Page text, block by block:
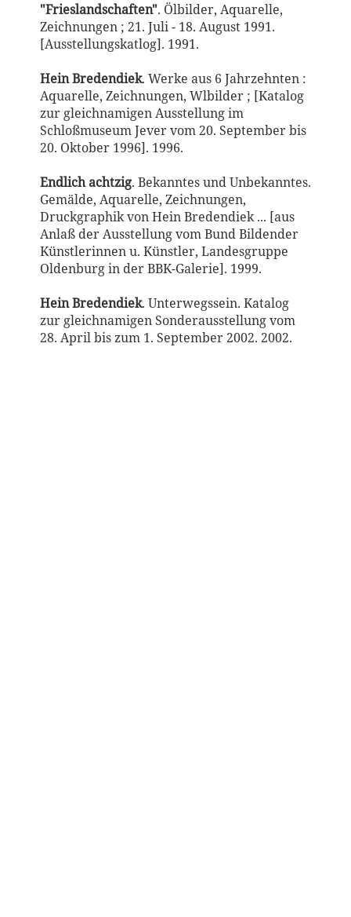
"Frieslandschaften". Ölbilder, Aquarelle,
Zeichnungen ; 21. Juli - 18. August 1991.
[Ausstellungskatlog]. 1991.
Hein Bredendiek. Werke aus 6 Jahrzehnten :
Aquarelle, Zeichnungen, Wlbilder ; [Katalog
zur gleichnamigen Ausstellung im
Schloßmuseum Jever vom 20. September bis
20. Oktober 1996]. 1996.
Endlich achtzig. Bekanntes und Unbekanntes.
Gemälde, Aquarelle, Zeichnungen,
Druckgraphik von Hein Bredendiek ... [aus
Anlaß der Ausstellung vom Bund Bildender
Künstlerinnen u. Künstler, Landesgruppe
Oldenburg in der BBK-Galerie]. 1999.
Hein Bredendiek. Unterwegssein. Katalog
zur gleichnamigen Sonderausstellung vom
28. April bis zum 1. September 2002. 2002.